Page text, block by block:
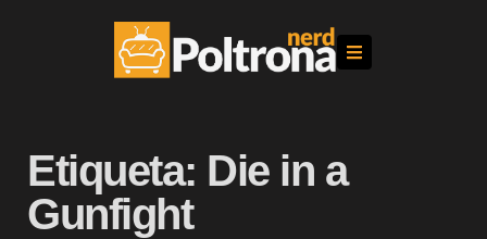
Etiqueta: Die in a
Gunfight